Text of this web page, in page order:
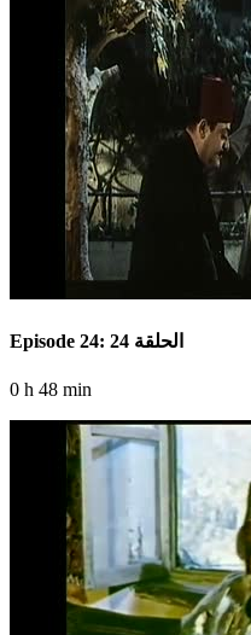
Episode 24: الحلقة 24
0 h 48 min